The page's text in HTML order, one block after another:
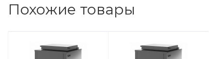
Похожие товары